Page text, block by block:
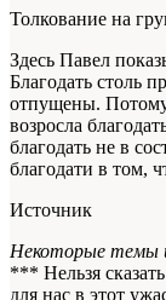
Толкование на
Здесь Павел
Благодать столь
отпущены. Потому
возросла
благодать не в
благодати в том,
Источник
Некоторые темы
*** Нельзя
для нас в этот